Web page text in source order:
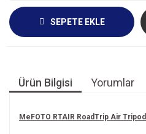
SEPETE EKLE
Ürün Bilgisi Yorumlar
MeFOTO RTAIR RoadTrip Air